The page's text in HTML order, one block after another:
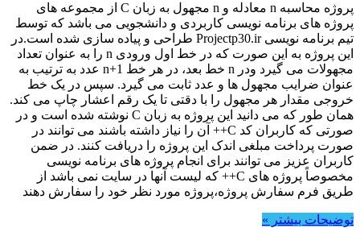
پروژه محاسبه n معادله و n مجهول به زبان C از مجموعه های
پروژه های برنامه نویسی کاربردی و دانشجویی می باشد که توسط
تیم برنامه نویسی Projectp30.ir طراحی و پیاده سازی شده است.در
این پروژه به این صورت که در خط اول ورودی n را به عنوان تعداد
مجهولات می گیرد ودر n خط بعد، در هر خط n+1 عدد به ترتیب به
عنوان ضرایب مجهول ها و عدد ثابت می گیرد. سپس در یک خط
خروجی مقدار هر مجهول را با دقتی تا یک رقم اعشار چاپ می کند.
همان طور که می دانید این پروژه به زبان C نوشته شده است و در
صورتی که کاربران کد C++ آن را نیاز داشته باشند می توانند در
صورت پرداخت مبلغی اندک این پروژه را دریافت کنند. در ضمن
کاربران عزیز می توانند برای انجام پروژه های برنامه نویسی
مخصوصاً پروژه های C++ که لیست آنها در سایت نمی باشد از
طریق فرم سفارش پروژه،پروژه مورد نظر خود را سفارش دهند
توضیحات بیشتر »